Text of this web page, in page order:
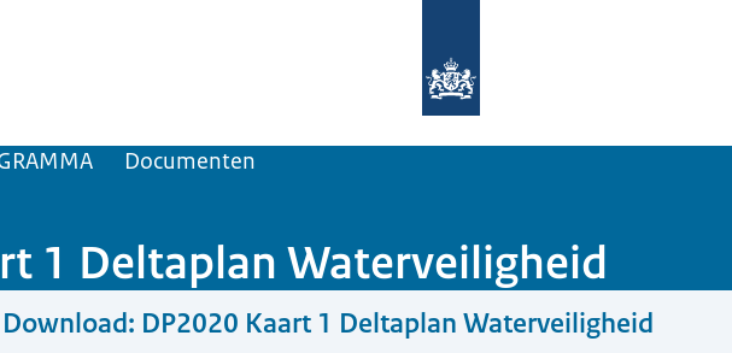
Documenten
1 Deltaplan Waterveiligheid
Download: DP2020 Kaart 1 Deltaplan Waterveiligheid